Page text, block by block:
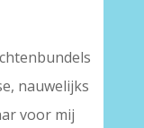
nauwelijks
voor mij